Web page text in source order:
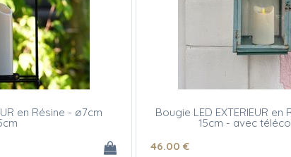
en Résine - ø7cm Bougie LED EXTERIEUR
15cm - avec
46.00 €